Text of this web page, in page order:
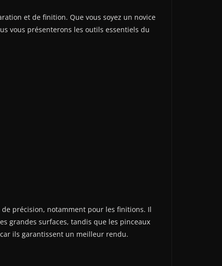
et de finition. Que vous soyez un novice
vous présenterons les outils essentiels du
précision, notamment pour les finitions. Il
grandes surfaces, tandis que les pinceaux
ils garantissent un meilleur rendu.